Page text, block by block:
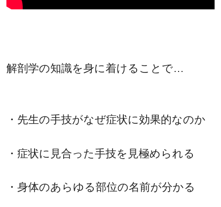
解剖学の知識を身に着けることで…
・先生の手技がなぜ症状に効果的なのか
・症状に見合った手技を見極められる
・身体のあらゆる部位の名前が分かる